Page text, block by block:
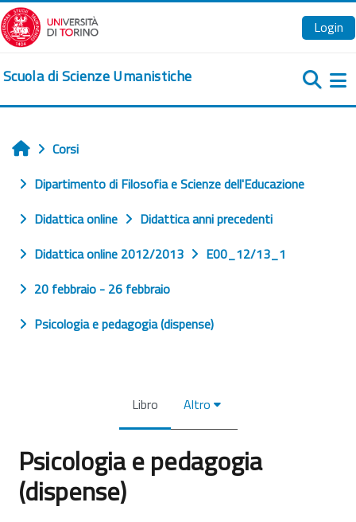
Vai al contenuto principale
Login
Scuola di Scienze Umanistiche
Home
Corsi
Dipartimento di Filosofia e Scienze dell'Educazione
Didattica online
Didattica anni precedenti
Didattica online 2012/2013
E00_12/13_1
20 febbraio - 26 febbraio
Psicologia e pedagogia (dispense)
Libro Altro
Psicologia e pedagogia
(dispense)